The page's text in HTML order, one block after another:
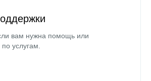
вам нужна помощь или
услугам.